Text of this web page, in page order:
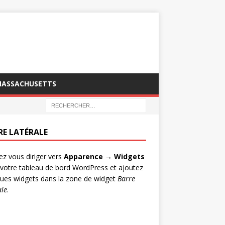
LATÉRALE
vous diriger vers Apparence → Widgets
tableau de bord WordPress et ajoutez
widgets dans la zone de widget Barre
.